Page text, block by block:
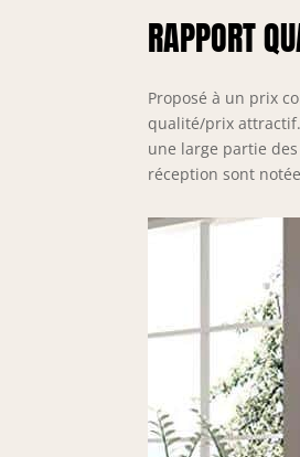
RAPPORT
Proposé à un prix
qualité/prix
une large partie
réception sont